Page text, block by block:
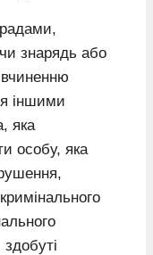
знарядь або
іншими
яка
особу, яка